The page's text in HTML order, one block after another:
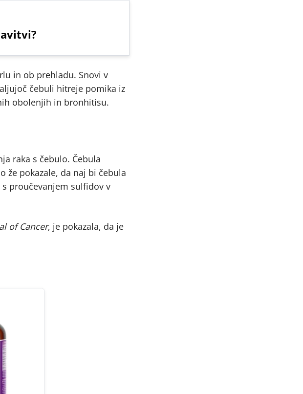
in ob prehladu. Snovi v
čebuli hitreje pomika iz
obolenjih in bronhitisu.
raka s čebulo. Čebula
že pokazale, da naj bi čebula
proučevanjem sulfidov v
of Cancer, je pokazala, da je